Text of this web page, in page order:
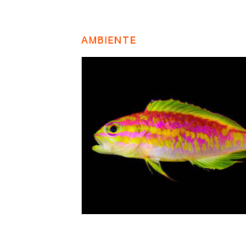
AMBIENTE